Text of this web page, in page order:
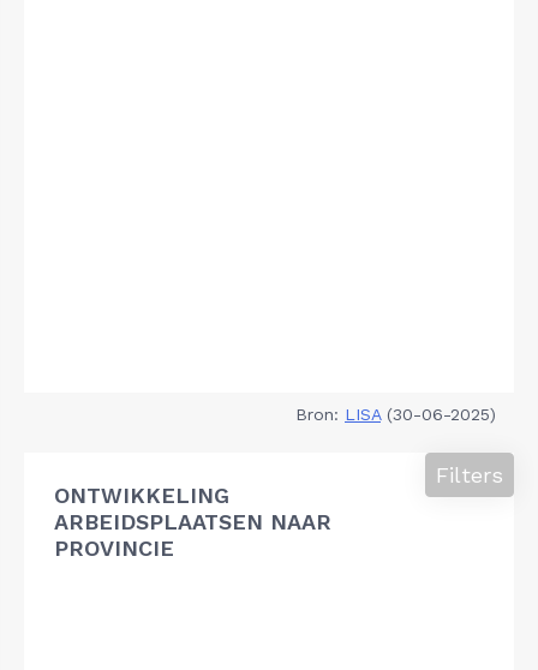
Bron: LISA(30-06-2025)
ONTWIKKELING
ARBEIDSPLAATSEN NAAR
PROVINCIE
Filters